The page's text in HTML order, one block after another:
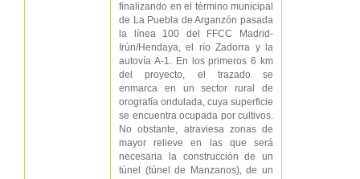
finalizando en el término municipal
de La Puebla de Arganzón pasada
la línea 100 del FFCC Madrid-
Irún/Hendaya, el río Zadorra y la
autovía A-1. En los primeros 6 km
del proyecto, el trazado se
enmarca en un sector rural de
orografía ondulada, cuya superficie
se encuentra ocupada por cultivos.
No obstante, atraviesa zonas de
mayor relieve en las que será
necesaria la construcción de un
túnel (túnel de Manzanos), de un